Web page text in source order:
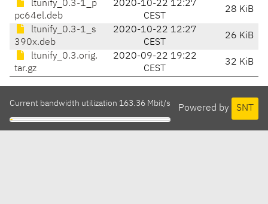
ltunify_0.3-1_p
pc64el.deb
2020-10-22 12:27
CEST
28 KiB
ltunify_0.3-1_s
390x.deb
2020-10-22 12:27
CEST
26 KiB
ltunify_0.3.orig.
tar.gz
2020-09-22 19:22
CEST
32 KiB
Powered by SNT
Current bandwidth utilization 163.36 Mbit/s